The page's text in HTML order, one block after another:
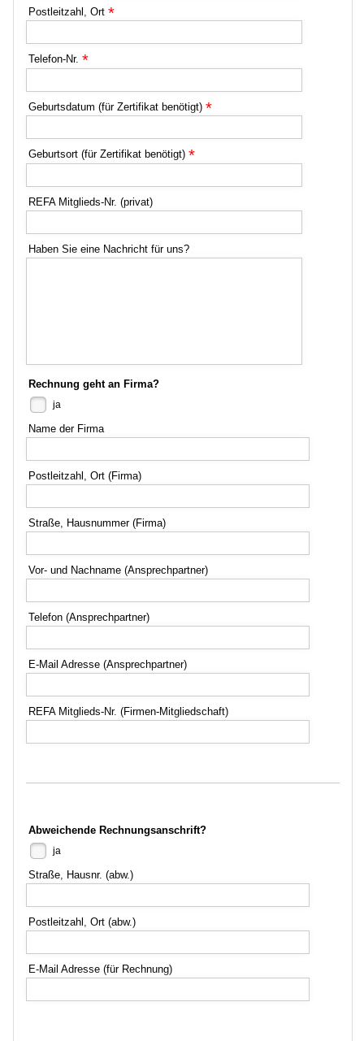
Postleitzahl, Ort *
Telefon-Nr. *
Geburtsdatum (für Zertifikat benötigt) *
Geburtsort (für Zertifikat benötigt) *
REFA Mitglieds-Nr. (privat)
Haben Sie eine Nachricht für uns?
Rechnung geht an Firma?
ja
Name der Firma
Postleitzahl, Ort (Firma)
Straße, Hausnummer (Firma)
Vor- und Nachname (Ansprechpartner)
Telefon (Ansprechpartner)
E-Mail Adresse (Ansprechpartner)
REFA Mitglieds-Nr. (Firmen-Mitgliedschaft)
Abweichende Rechnungsanschrift?
ja
Straße, Hausnr. (abw.)
Postleitzahl, Ort (abw.)
E-Mail Adresse (für Rechnung)